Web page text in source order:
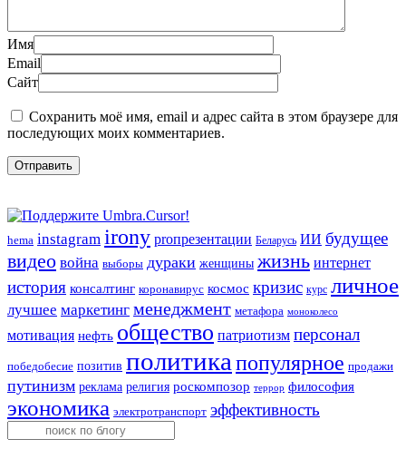
Имя
Email
Сайт
Сохранить моё имя, email и адрес сайта в этом браузере для
последующих моих комментариев.
hema instagram irony proпрезентации Беларусь ИИ будущее
видео война выборы дураки женщины жизнь интернет
история консалтинг коронавирус космос кризис курс личное
лучшее маркетинг менеджмент метафора моноколесо
мотивация нефть общество патриотизм персонал
победобесие позитив политика популярное продажи
путинизм реклама религия роскомпозор террор философия
экономика электротранспорт эффективность